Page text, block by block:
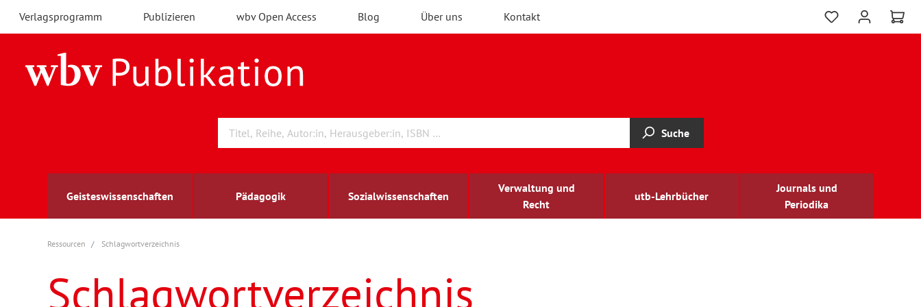
Verlagsprogramm Publizieren wbv Open Access Blog Über uns Kontakt
Suche
Geisteswissenschaften Pädagogik Sozialwissenschaften
Verwaltung und
Recht
utb-Lehrbücher
Journals und
Periodika
Archäologie
Berufs- und Wirtschaftspädagogik
Arbeitsmarktforschung
Außenwirtschaft
berufsbildung
Ressourcen Schlagwortverzeichnis
Schlagwortverzeichnis